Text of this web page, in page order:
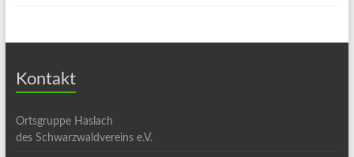
Kontakt
Ortsgruppe Haslach
des Schwarzwaldvereins e.V.